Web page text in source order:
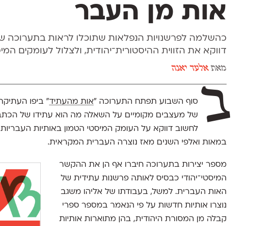
אות מן העבר
כהשלמה לפרשנויות הנפלאות שתוכלו לראות בתערוכה
דווקא את הזווית ההיסטורית־יהודית, ולצלול לעומקים
מאת אלעד יאנה
ב סוף השבוע תפתח התערוכה "אות מהעתיד" ביפו
של מעצבים מקומיים על השאלה מה הוא עתידו של הכתב
לחשוב דווקא על העומק המיסטי הטמון באותיות
במאות ואלפי השנים מאז נוצרה העברית המקראית.
מספר יצירות בתערוכה חיברו אף הן את ההקשר
המיסטי־יהודי כבסיס לאותה פרשנות עתידית של
האות העברית. למשל, בעבודתו של אליהו משגב
נוצרו אותיות חדשות על פי הנאמר במספר ספרי
קבלה מן המסורת היהודית, בהן מתוארות אותיות